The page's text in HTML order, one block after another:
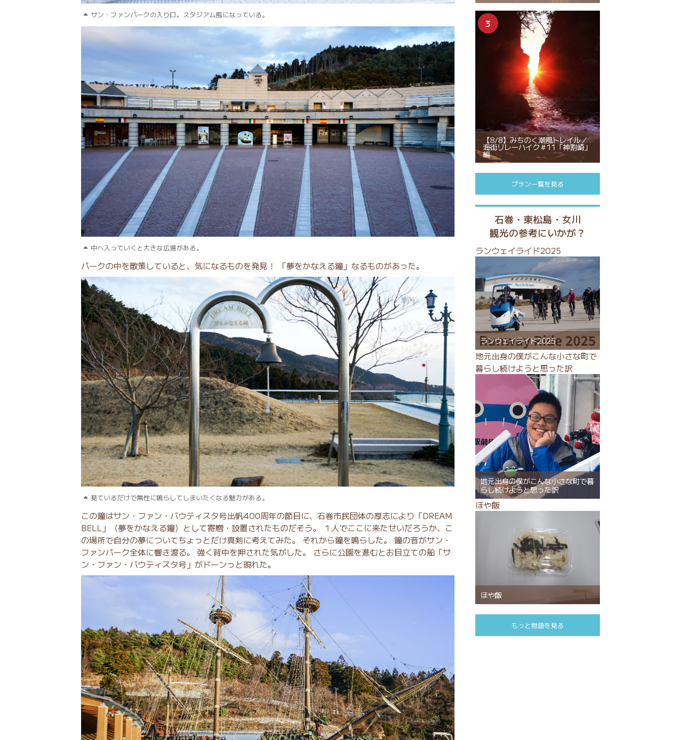
サン・ファンパークの入り口。スタジアム風になっている。
中へ入っていくと大きな広場がある。
パークの中を散策していると、気になるものを発見！ 「夢をかなえる鐘」なるものがあった。
見ているだけで無性に鳴らしてしまいたくなる魅力がある。
この鐘はサン・ファン・バウティスタ号出帆400周年の節目に、石巻市民団体の厚志により「DREAM
BELL」（夢をかなえる鐘）として寄贈・設置されたものだそう。 １人でここに来たせいだろうか、こ
の場所で自分の夢についてちょっとだけ真剣に考えてみた。 それから鐘を鳴らした。 鐘の音がサン・
ファンパーク全体に響き渡る。 強く背中を押された気がした。 さらに公園を進むとお目立ての船「サ
ン・ファン・バウティスタ号」がドーンっと現れた。
【8/8】みちのく潮風トレイル／
海街リレーハイク＃11「神割崎」
編
プラン一覧を見る
石巻・東松島・女川
観光の参考にいかが？
ランウェイライド2025
ランウェイライド2025
地元出身の僕がこんな小さな町で
暮らし続けようと思った訳
地元出身の僕がこんな小さな町で暮
らし続けようと思った訳
ほや飯
ほや飯
もっと物語を見る